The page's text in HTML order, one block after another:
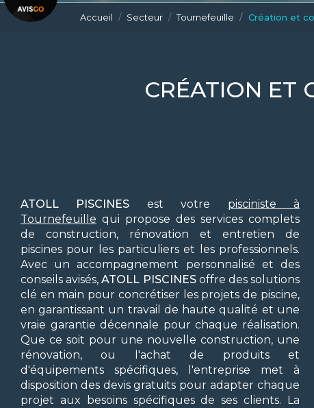
Accueil Secteur Tournefeuille Création et
CRÉATION ET
ATOLL PISCINES est votre pisciniste à
Tournefeuille qui propose des services complets
de construction, rénovation et entretien de
piscines pour les particuliers et les professionnels.
Avec un accompagnement personnalisé et des
conseils avisés, ATOLL PISCINESoffre des solutions
clé en main pour concrétiser les projets de piscine,
en garantissant un travail de haute qualité et une
vraie garantie décennale pour chaque réalisation.
Que ce soit pour une nouvelle construction, une
rénovation, ou l'achat de produits et
d'équipements spécifiques, l'entreprise met à
disposition des devis gratuits pour adapter chaque
projet aux besoins spécifiques de ses clients. La